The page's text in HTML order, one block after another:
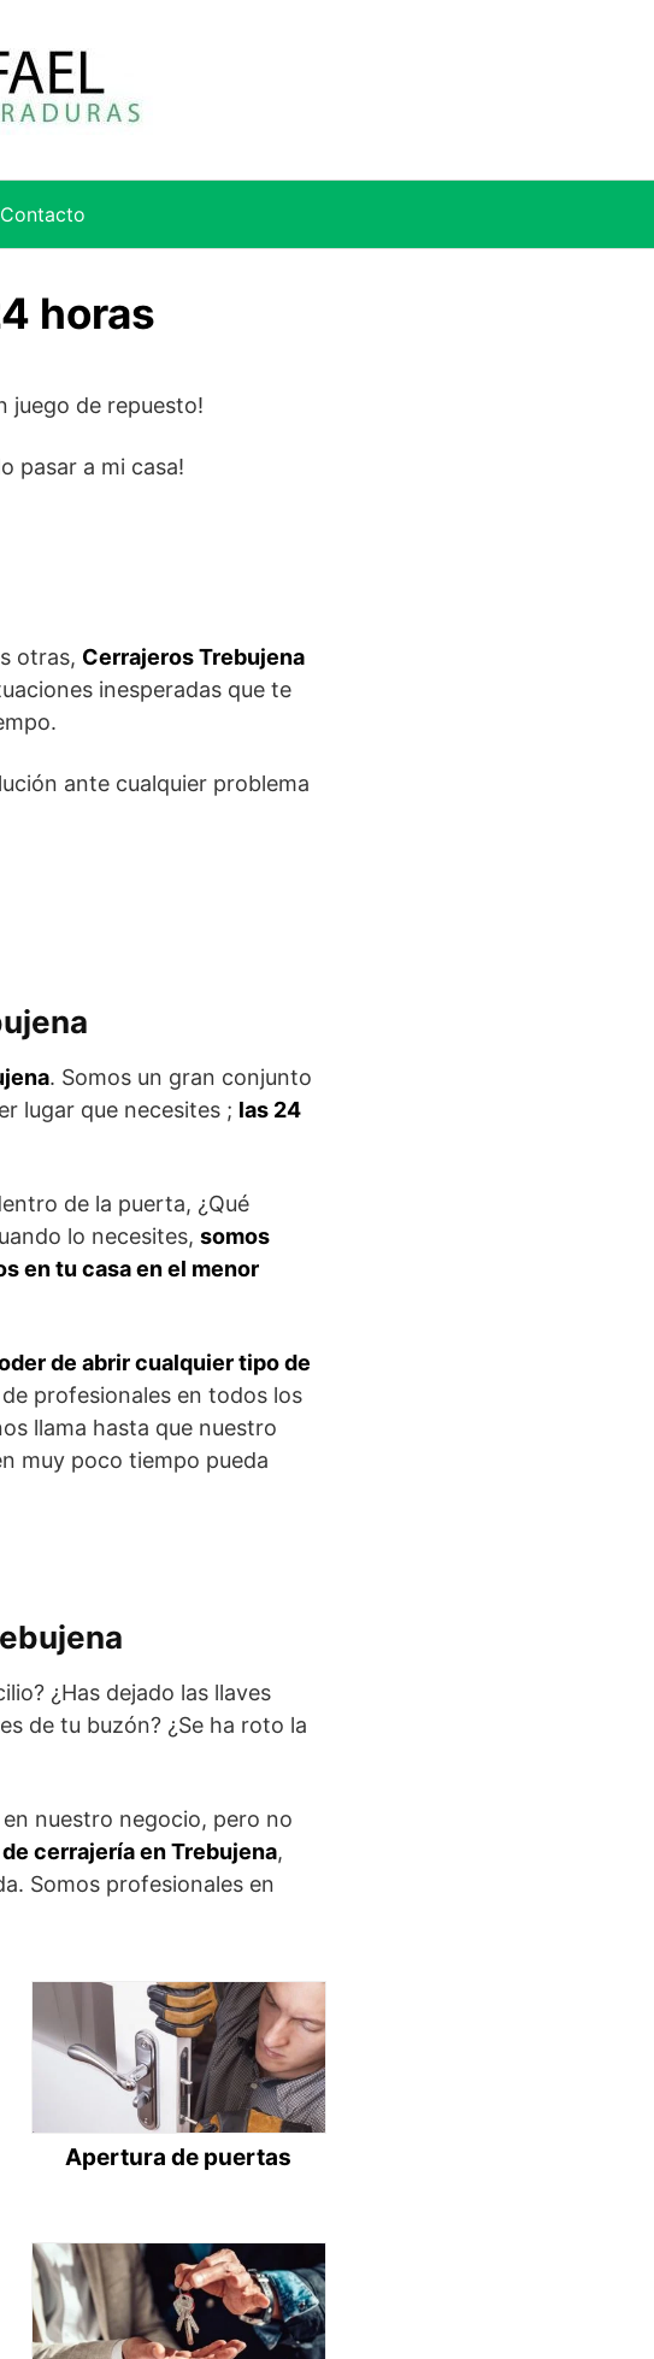
Contacto
horas
juego de repuesto!
pasar a mi casa!
otras, Cerrajeros Trebujena
inesperadas que te
ante cualquier problema
. Somos un gran conjunto
lugar que necesites ; las 24
de la puerta, ¿Qué
lo necesites, somos
en tu casa en el menor
de abrir cualquier tipo de
profesionales en todos los
llama hasta que nuestro
muy poco tiempo pueda
¿Has dejado las llaves
de tu buzón? ¿Se ha roto la
nuestro negocio, pero no
cerrajería en Trebujena,
Somos profesionales en
Apertura de puertas